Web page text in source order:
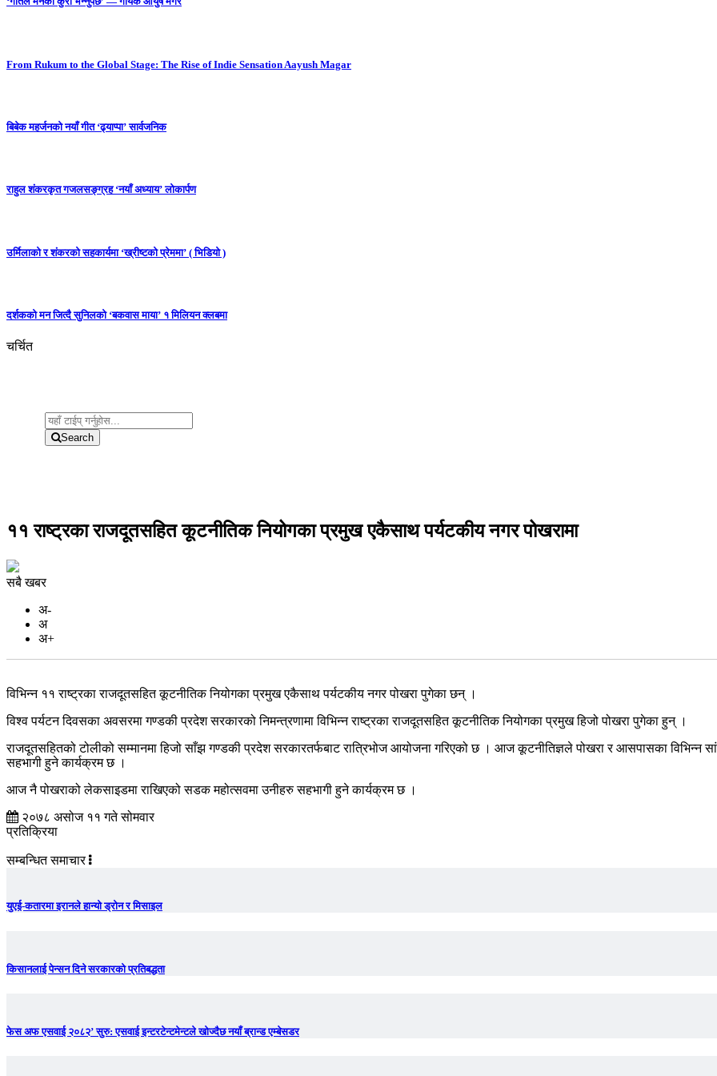
From Rukum to the Global Stage: The Rise of Indie Sensation Aayush Magar
बिबेक महर्जनको नयाँ गीत ‘ढ्याप्पा’ सार्वजनिक
राहुल शंकरकृत गजलसङ्ग्रह ‘नयाँ अध्याय’ लोकार्पण
उर्मिलाको र शंकरको सहकार्यमा ‘ख्रीष्टको प्रेममा’ ( भिडियो )
दर्शकको मन जित्दै सुनिलको ‘बकवास माया’ १ मिलियन क्लबमा
चर्चित
Search
११ राष्ट्रका राजदूतसहित कूटनीतिक नियोगका प्रमुख एकैसाथ पर्यटकीय नगर पोखरामा
सबै खबर
अ-
अ
अ+
विभिन्न ११ राष्ट्रका राजदूतसहित कूटनीतिक नियोगका प्रमुख एकैसाथ पर्यटकीय नगर पोखरा पुगेका छन् ।
विश्व पर्यटन दिवसका अवसरमा गण्डकी प्रदेश सरकारको निमन्त्रणामा विभिन्न राष्ट्रका राजदूतसहित कूटनीतिक नियोगका प्रमुख हिजो पोखरा पुगेका हुन् ।
राजदूतसहितको टोलीको सम्मानमा हिजो साँझ गण्डकी प्रदेश सरकारतर्फबाट रात्रिभोज आयोजना गरिएको छ । आज कूटनीतिज्ञले पोखरा र आसपासका विभिन्न
सहभागी हुने कार्यक्रम छ ।
आज नै पोखराको लेकसाइडमा राखिएको सडक महोत्सवमा उनीहरु सहभागी हुने कार्यक्रम छ ।
२०७८ असोज ११ गते सोमवार
प्रतिक्रिया
सम्बन्धित समाचार
युएई-कतारमा इरानले हान्यो ड्रोन र मिसाइल
किसानलाई पेन्सन दिने सरकारको प्रतिबद्धता
फेस अफ एसवाई २०८२’ सुरु: एसवाई इन्टरटेन्टमेन्टले खोज्दैछ नयाँ ब्रान्ड एम्बेसडर